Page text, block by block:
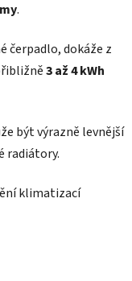
.
čerpadlo, dokáže z
3 až 4 kWh
být výrazně levnější
radiátory.
klimatizací